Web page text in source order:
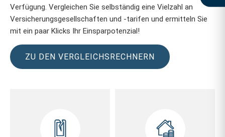
Verfügung. Vergleichen Sie selbständig eine Vielzahl an
Versicherungsgesellschaften und -tarifen und ermitteln Sie
mit ein paar Klicks Ihr Einsparpotenzial!
ZU DEN VERGLEICHSRECHNERN